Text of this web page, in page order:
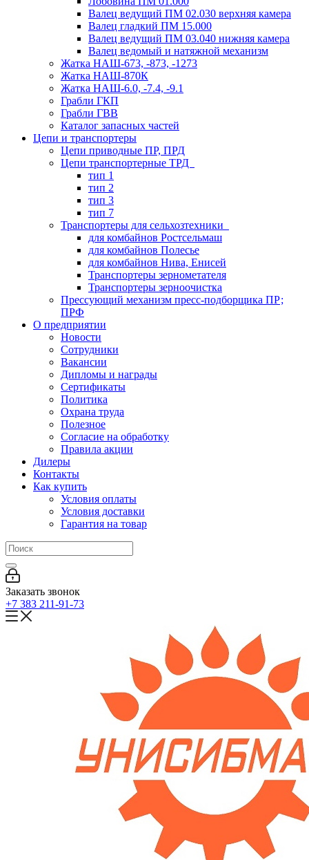
Валец ведущий ПМ 02.030 верхняя камера
Валец гладкий ПМ 15.000
Валец ведущий ПМ 03.040 нижняя камера
Валец ведомый и натяжной механизм
Жатка НАШ-673, -873, -1273
Жатка НАШ-870К
Жатка НАШ-6.0, -7.4, -9.1
Грабли ГКП
Грабли ГВВ
Каталог запасных частей
Цепи и транспортеры
Цепи приводные ПР, ПРД
Цепи транспортерные ТРД
тип 1
тип 2
тип 3
тип 7
Транспортеры для сельхозтехники
для комбайнов Ростсельмаш
для комбайнов Полесье
для комбайнов Нива, Енисей
Транспортеры зернометателя
Транспортеры зерноочистка
Прессующий механизм пресс-подборщика ПР;
ПРФ
О предприятии
Новости
Сотрудники
Вакансии
Дипломы и награды
Сертификаты
Политика
Охрана труда
Полезное
Согласие на обработку
Правила акции
Дилеры
Контакты
Как купить
Условия оплаты
Условия доставки
Гарантия на товар
Заказать звонок
+7 383 211-91-73